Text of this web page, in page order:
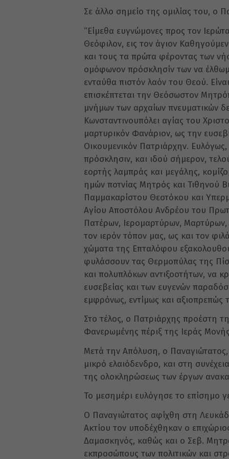
Σε άλλο σημείο της ομιλίας του, ο
“Είμεθα ευγνώμονες προς τον
Θεόφιλον, εις τον άγιον
και τους τα πρώτα φέροντας των
ομόφωνον πρόσκλησίν των να
ενταύθα πιστόν λαόν του Θεού.
επισκέπτεται την Θεόσωστον
μνήμων των αρχαίων πνευματικών
Κωνσταντινουπόλει αγίας του
μαρτυρικόν Φανάριον, ως την
Οικουμενικόν Πατριάρχην.
πρόσκλησιν, και ιδού σήμερον,
εορτής λαμπράς και μεγάλης,
ημών ποτνίας Μητρός και Τιθηνού
Παμμακαρίστου Θεοτόκου και
Αγίου Αποστόλου Ανδρέου του
Πατέρων, Ιερομαρτύρων,
τον ιερόν τόπον μας, ως και τον
χώματα της Επταλόφου
φυλάσσουν τας Θερμοπύλας της
και πολυπλόκων αντιξοοτήτων, να
ευσεβείας και των ευγενών
εμφρόνως, εντίμως και αξιοπρεπώς
Στο τέλος, ο Πατριάρχης προέστη
Φανερωμένης πέριξ της Ιεράς
Μετά την Απόλυση, ο
μικρό ελαιόδενδρο, και στη
της ολοκληρώσεως των έργων
Το μεσημέρι ευλόγησε το επίσημο
Ο Παναγιώτατος αφίχθη στη
Ακτίου τον υποδέχθηκαν ο
Δαμασκηνός, καθώς και ο Σεβ.
εκπροσώπους των πολιτικών και